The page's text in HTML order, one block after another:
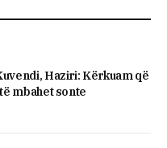
Haziri: Kërkuam që
mbahet sonte